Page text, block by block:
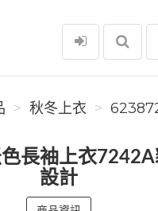
秋冬上衣
長袖上衣7242A
設計